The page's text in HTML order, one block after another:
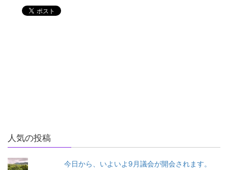
人気の投稿
今日から、いよいよ9月議会が開会されます。